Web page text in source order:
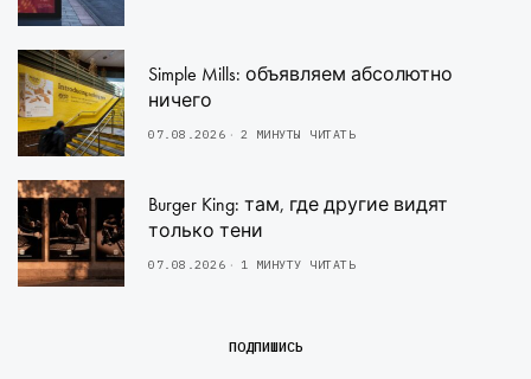
Simple Mills: объявляем абсолютно
ничего
07.08.2026 2 МИНУТЫ ЧИТАТЬ
Burger King: там, где другие видят
только тени
07.08.2026 1 МИНУТУ ЧИТАТЬ
ПОДПИШИСЬ